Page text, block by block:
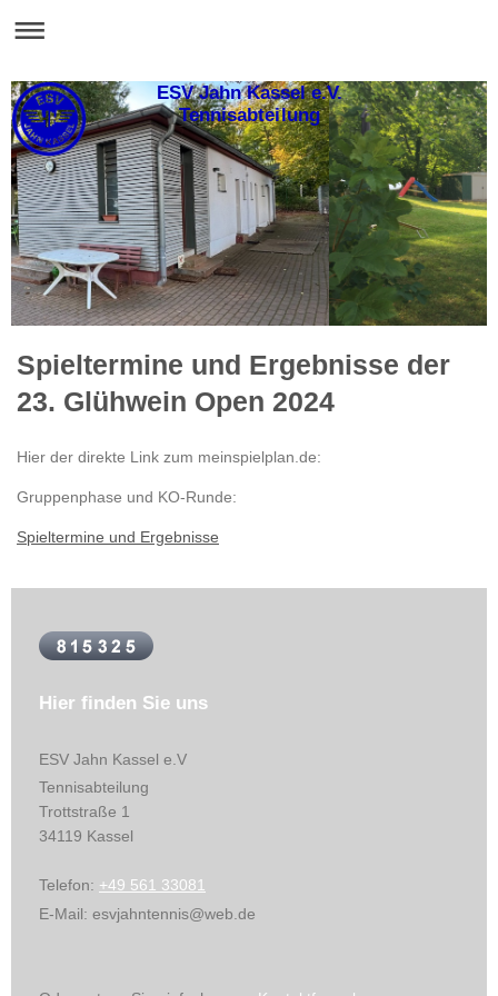
ESV Jahn Kassel e.V.
Tennisabteilung
Spieltermine und Ergebnisse der
23. Glühwein Open 2024
Hier der direkte Link zum meinspielplan.de:
Gruppenphase und KO-Runde:
Spieltermine und Ergebnisse
Hier finden Sie uns
ESV Jahn Kassel e.V
Tennisabteilung
Trottstraße 1
34119 Kassel
Telefon: +49 561 33081
E-Mail: esvjahntennis@web.de